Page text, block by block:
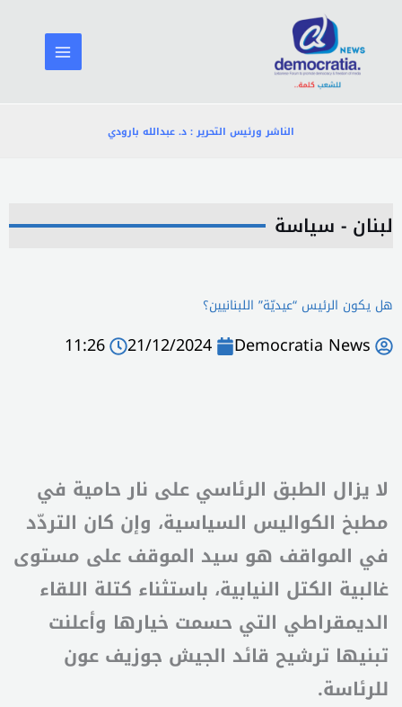
المحتوى
الناشر ورئيس التحرير : د. عبدالله بارودي
لبنان - سياسة
هل يكون الرئيس “عيديّة” اللبنانيين؟
Democratia News
21/12/2024
11:26
لا يزال الطبق الرئاسي على نار حامية في
مطبخ الكواليس السياسية، وإن كان التردّد
في المواقف هو سيد الموقف على مستوى
غالبية الكتل النيابية، باستثناء كتلة اللقاء
الديمقراطي التي حسمت خيارها وأعلنت
تبنيها ترشيح قائد الجيش جوزيف عون
للرئاسة.